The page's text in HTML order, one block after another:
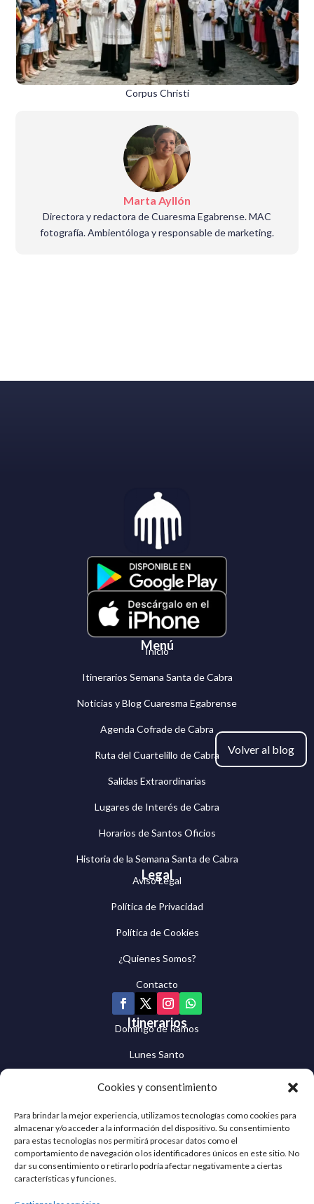
Cookies y consentimiento
Para brindar la mejor experiencia, utilizamos tecnologías como cookies para
almacenar y/o acceder a la información del dispositivo. Su consentimiento
para estas tecnologías nos permitirá procesar datos como el
comportamiento de navegación o los identificadores únicos en este sitio. No
dar su consentimiento o retirarlo podría afectar negativamente a ciertas
características y funciones.
Corpus Christi
Volver al blog
Marta Ayllón
Directora y redactora de Cuaresma Egabrense. MAC
fotografía. Ambientóloga y responsable de marketing.
Menú
Inicio
Itinerarios Semana Santa de Cabra
Noticias y Blog Cuaresma Egabrense
Agenda Cofrade de Cabra
Ruta del Cuartelillo de Cabra
Salidas Extraordinarias
Lugares de Interés de Cabra
Horarios de Santos Oficios
Historia de la Semana Santa de Cabra
Legal
Aviso Legal
Política de Privacidad
Política de Cookies
¿Quienes Somos?
Contacto
Itinerarios
Domingo de Ramos
Lunes Santo
Jueves Santo
Viernes Santo